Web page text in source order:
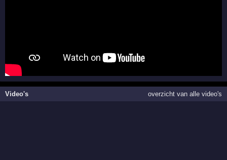
Video's overzicht van alle video's